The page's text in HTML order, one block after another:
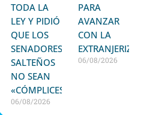
TODA LA
LEY Y PIDIÓ
QUE LOS
SENADORES
SALTEÑOS
NO SEAN
«CÓMPLICES»
06/08/2026
PARA
AVANZAR
CON LA
06/08/2026